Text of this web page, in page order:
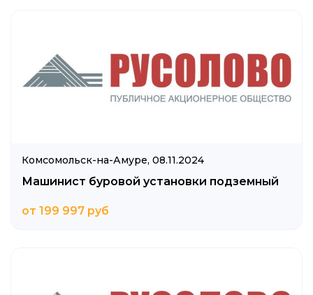
Комсомольск-на-Амуре, 08.11.2024
Машинист буровой установки подземный
от 199 997 руб